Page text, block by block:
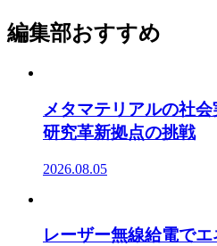
編集部おすすめ
メタマテリアルの社
研究革新拠点の挑戦
2026.08.05
レーザー無線給電で